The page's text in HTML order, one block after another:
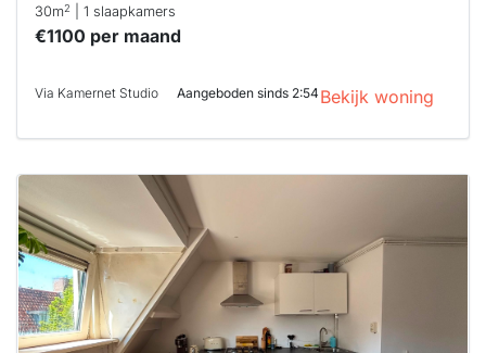
30m2 | 1 slaapkamers
€1100 per maand
Via Kamernet Studio Aangeboden sinds 2:54 Bekijk woning
is
waarschijnlijk
al verhuurd
Om kans te
maken moet je
binnen 15
minuten
reageren.
Stekkies helpt